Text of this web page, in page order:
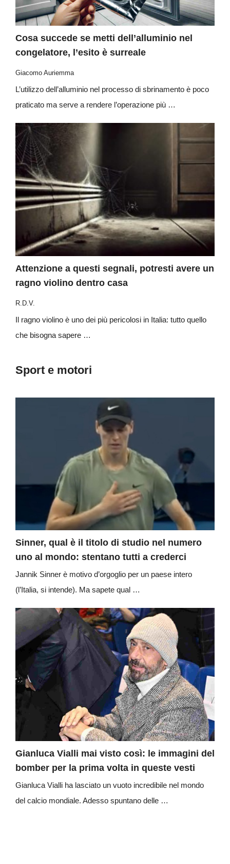
Cosa succede se metti dell’alluminio nel
congelatore, l’esito è surreale
Giacomo Auriemma
L’utilizzo dell’alluminio nel processo di sbrinamento è poco
praticato ma serve a rendere l’operazione più …
Attenzione a questi segnali, potresti avere un
ragno violino dentro casa
R.D.V.
Il ragno violino è uno dei più pericolosi in Italia: tutto quello
che bisogna sapere …
Sport e motori
Sinner, qual è il titolo di studio nel numero
uno al mondo: stentano tutti a crederci
Jannik Sinner è motivo d’orgoglio per un paese intero
(l’Italia, si intende). Ma sapete qual …
Gianluca Vialli mai visto così: le immagini del
bomber per la prima volta in queste vesti
Gianluca Vialli ha lasciato un vuoto incredibile nel mondo
del calcio mondiale. Adesso spuntano delle …